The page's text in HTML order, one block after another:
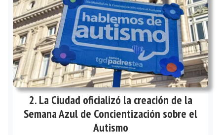
La Ciudad oficializó la creación de la
Semana Azul de Concientización sobre el
Autismo